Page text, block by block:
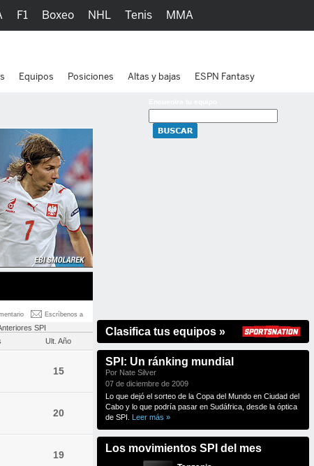
Escríbenos a
SPI
Ult. Año
15
20
19
Clasifica tus equipos »
SPI: Un ránking mundial
Por Nate Silver
07 de diciembre de 2009
Lo que dejó el sorteo de la Copa del Mundo en Ciudad del
Cabo y lo que podría pasar en Sudáfrica, desde la óptica
de SPI. Leer más »
Los movimientos SPI del mes
F1 Boxeo NHL Tenis MMA
Equipos Posiciones Altas y bajas ESPN Fantasy